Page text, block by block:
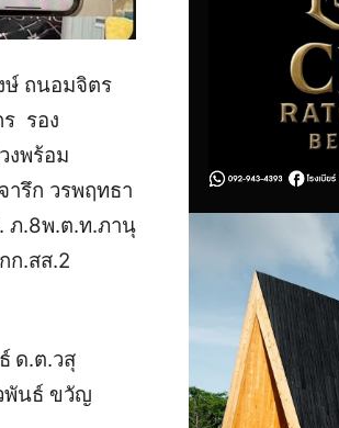
ษ์ ถนอมจิตร
รอง
พร้อม
ารึก วรพฤทธา
ภ.8พ.ต.ท.ภานุ
ก.สส.2
ด.ต.วสุ
พันธ์ ขวัญ